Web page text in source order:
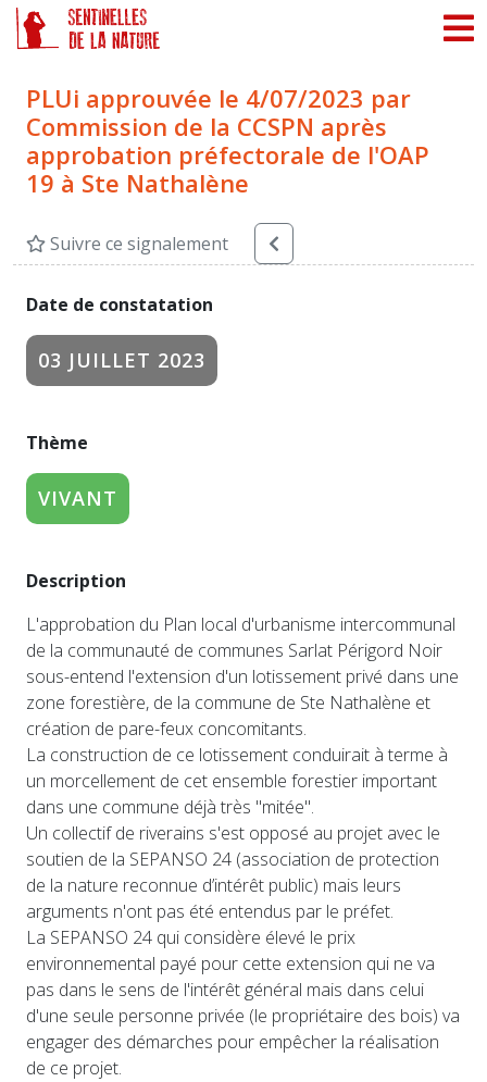
PLUi approuvée le 4/07/2023 par
Commission de la CCSPN après
approbation préfectorale de l'OAP
19 à Ste Nathalène
Suivre ce signalement
Date de constatation
03 JUILLET 2023
Thème
VIVANT
Description
L'approbation du Plan local d'urbanisme intercommunal
de la communauté de communes Sarlat Périgord Noir
sous-entend l'extension d'un lotissement privé dans une
zone forestière, de la commune de Ste Nathalène et
création de pare-feux concomitants.
La construction de ce lotissement conduirait à terme à
un morcellement de cet ensemble forestier important
dans une commune déjà très "mitée".
Un collectif de riverains s'est opposé au projet avec le
soutien de la SEPANSO 24 (association de protection
de la nature reconnue d’intérêt public) mais leurs
arguments n'ont pas été entendus par le préfet.
La SEPANSO 24 qui considère élevé le prix
environnemental payé pour cette extension qui ne va
pas dans le sens de l'intérêt général mais dans celui
d'une seule personne privée (le propriétaire des bois) va
engager des démarches pour empêcher la réalisation
de ce projet.
Panneau de gestion des cookies